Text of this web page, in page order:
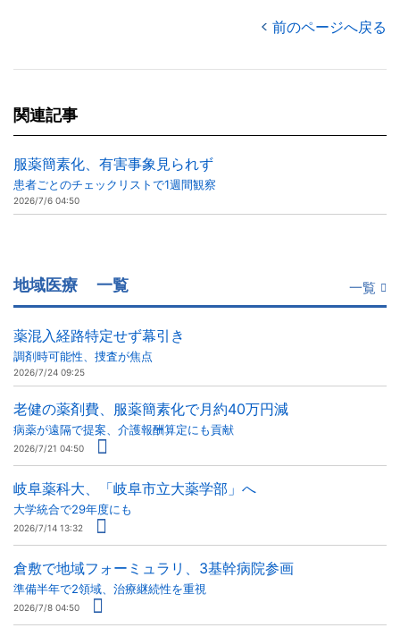
前のページへ戻る
関連記事
服薬簡素化、有害事象見られず
患者ごとのチェックリストで1週間観察
2026/7/6 04:50
地域医療 一覧 一覧
薬混入経路特定せず幕引き
調剤時可能性、捜査が焦点
2026/7/24 09:25
老健の薬剤費、服薬簡素化で月約40万円減
病薬が遠隔で提案、介護報酬算定にも貢献
2026/7/21 04:50
岐阜薬科大、「岐阜市立大薬学部」へ
大学統合で29年度にも
2026/7/14 13:32
倉敷で地域フォーミュラリ、3基幹病院参画
準備半年で2領域、治療継続性を重視
2026/7/8 04:50